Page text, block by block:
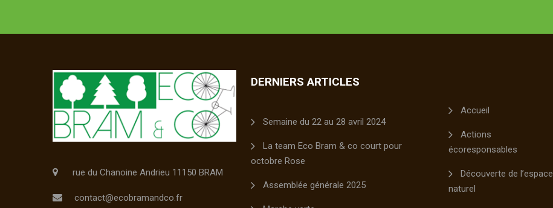
rue du Chanoine Andrieu 11150 BRAM
contact@ecobramandco.fr
DERNIERS ARTICLES
Semaine du 22 au 28 avril 2024
La team Eco Bram & co court pour
octobre Rose
Assemblée générale 2025
Accueil
Actions
écoresponsables
Découverte de l’espace
naturel